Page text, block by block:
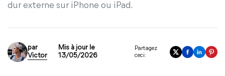
dur externe sur iPhone ou iPad.
par
Victor
Mis à jour le
13/05/2026
Partagez
ceci: